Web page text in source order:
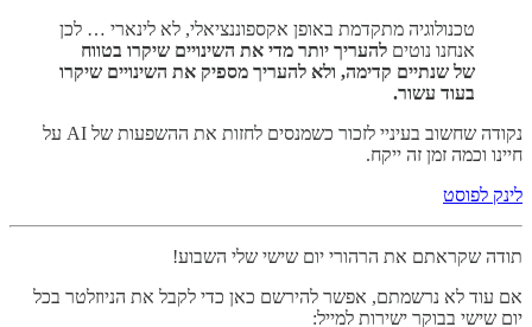
טכנולוגיה מתקדמת באופן אקספוננציאלי, לא לינארי … לכן
אנחנו נוטים להעריך יותר מדי את השינויים שיקרו בטווח
של שנתיים קדימה, ולא להעריך מספיק את השינויים שיקרו
בעוד עשור.
נקודה שחשוב בעיניי לזכור כשמנסים לחזות את ההשפעות של AI על
חיינו וכמה זמן זה ייקח.
לינק לפוסט
תודה שקראתם את הרהורי יום שישי שלי השבוע!
אם עוד לא נרשמתם, אפשר להירשם כאן כדי לקבל את הניוזלטר בכל
יום שישי בבוקר ישירות למייל: